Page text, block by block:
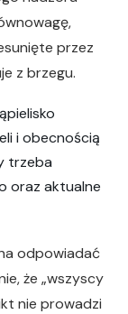
przez
z brzegu.
i obecnością
trzeba
oraz aktualne
odpowiadać
że „wszyscy
nie prowadzi